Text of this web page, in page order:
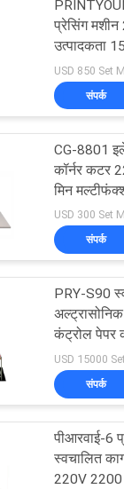
काटने की
की
प्रेसिंग
उत्पादकता
500 मिमी
योग्य चौड़ाई
USD 850 Set
संपर्क
CG-8801
कॉर्नर कटर
मिन
ऑपरेशन
USD 300 Set
संपर्क
PRY-S90
कंट्रोल पेपर
मशीन हाई-
की वारंटी
USD 15000
संपर्क
पीआरवाई-6
स्वचालित
220V 2200